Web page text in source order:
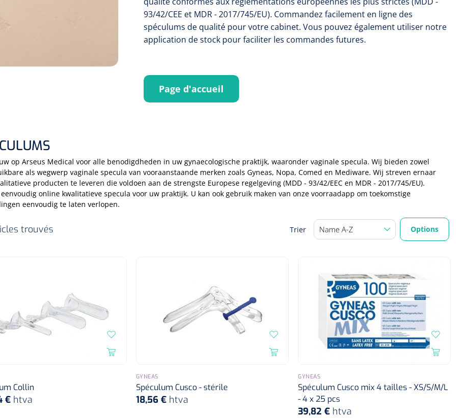
93/42/CEE et MDR - 2017/745/EU). Commandez facilement en ligne des
spéculums de qualité pour votre cabinet. Vous pouvez également utiliser notre
application de stock pour faciliter les commandes futures.
Page d'accueil
op Arseus Medical voor alle benodigdheden in uw gynaecologische praktijk, waaronder vaginale specula. Wij bieden zowel
als wegwerp vaginale specula van vooraanstaande merken zoals Gyneas, Nopa, Comed en Mediware. Wij streven ernaar
producten te leveren die voldoen aan de strengste Europese regelgeving (MDD - 93/42/EEC en MDR - 2017/745/EU).
eenvoudig online kwalitatieve specula voor uw praktijk. U kan ook gebruik maken van onze voorraadapp om toekomstige
eenvoudig te laten verlopen.
trouvés Trier Options
Collin
€ htva
GYNEAS
Spéculum Cusco - stérile
18,56 € htva
GYNEAS
Spéculum Cusco mix 4 tailles - XS/S/M/L
- 4 x 25 pcs
39,82 € htva